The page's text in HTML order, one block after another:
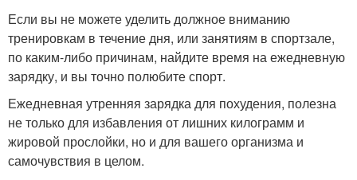
Если вы не можете уделить должное вниманию
тренировкам в течение дня, или занятиям в спортзале,
по каким-либо причинам, найдите время на ежедневную
зарядку, и вы точно полюбите спорт.
Ежедневная утренняя зарядка для похудения, полезна
не только для избавления от лишних килограмм и
жировой прослойки, но и для вашего организма и
самочувствия в целом.